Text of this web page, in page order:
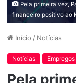
Pela primeira vez,
financeiro positivo ao
Início / Notícias
Notícias Empregos
Pela